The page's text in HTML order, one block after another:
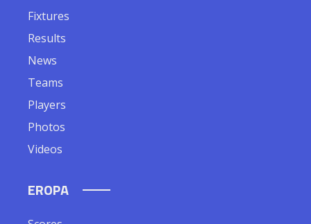
Scores
Fixtures
Results
News
Teams
Players
Photos